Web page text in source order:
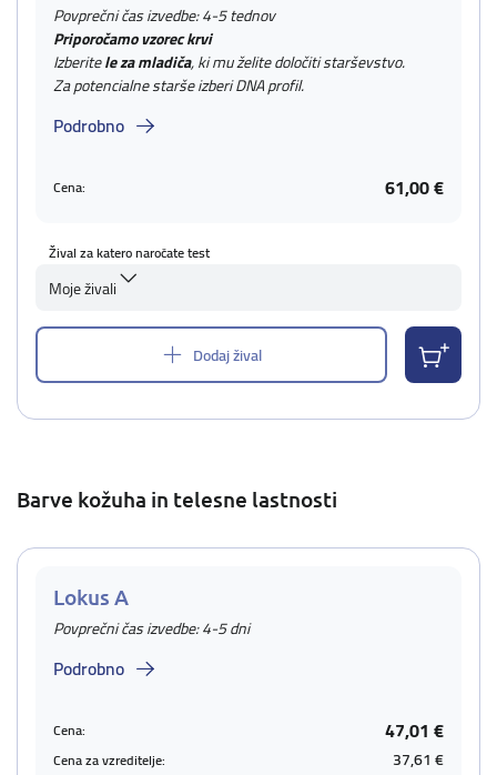
Povprečni čas izvedbe: 4-5 tednov
Priporočamo vzorec krvi
Izberitele za mladiča, ki mu želite določiti starševstvo.
Za potencialne starše izberi DNA profil.
Podrobno
Cena: 61,00 €
Žival za katero naročate test
Moje živali
Dodaj žival
Barve kožuha in telesne lastnosti
Lokus A
Povprečni čas izvedbe: 4-5 dni
Podrobno
Cena: 47,01 €
Cena za vzreditelje: 37,61 €